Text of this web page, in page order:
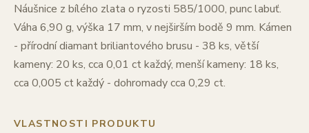
Náušnice z bílého zlata o ryzosti 585/1000, punc labuť.
Váha 6,90 g, výška 17 mm, v nejširším bodě 9 mm. Kámen
- přírodní diamant briliantového brusu - 38 ks, větší
kameny: 20 ks, cca 0,01 ct každý, menší kameny: 18 ks,
cca 0,005 ct každý - dohromady cca 0,29 ct.
VLASTNOSTI PRODUKTU